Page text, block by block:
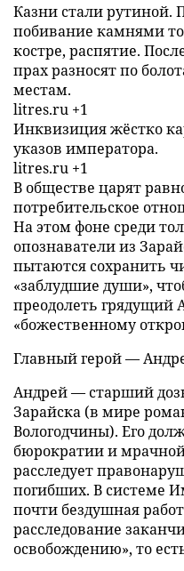
Казни стали
побивание камнями
костре, распятие.
прах разносят по
местам.
litres.ru +1
Инквизиция жёстко
указов императора.
litres.ru +1
В обществе царят
потребительское
На этом фоне среди
опознаватели из
пытаются сохранить
«заблудшие души»,
преодолеть грядущий
«божественному
Главный герой —
Андрей — старший
Зарайска (в мире
Вологодчины). Его
бюрократии и
расследует
погибших. В системе
почти бездушная
расследование
освобождению», то